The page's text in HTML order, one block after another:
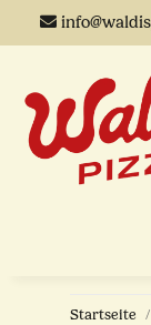
Startseite